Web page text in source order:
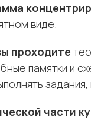
виде.
проходите
памятки и
части